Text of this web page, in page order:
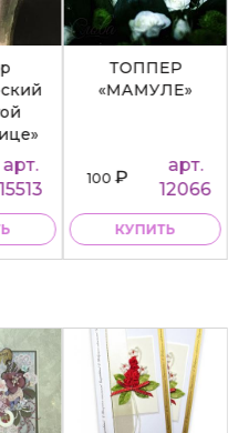
арт.
ТОППЕР
«МАМУЛЕ»
100₽
арт.
12066
КУПИТЬ